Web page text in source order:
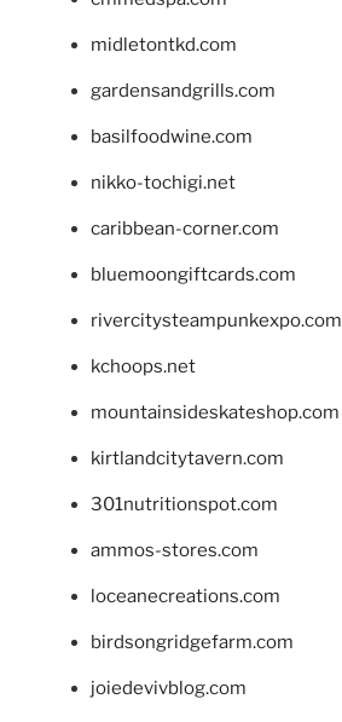
midletontkd.com
gardensandgrills.com
basilfoodwine.com
nikko-tochigi.net
caribbean-corner.com
bluemoongiftcards.com
rivercitysteampunkexpo.com
kchoops.net
mountainsideskateshop.com
kirtlandcitytavern.com
301nutritionspot.com
ammos-stores.com
loceanecreations.com
birdsongridgefarm.com
joiedevivblog.com